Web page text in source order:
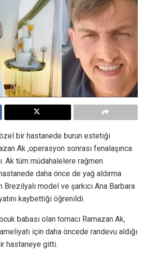
bir hastanede burun estetiği
Ak ,operasyon sonrası fenalaşınca
Ak tüm müdahalelere rağmen
daha önce de yağ aldırma
model ve şarkıcı Ana Barbara
kaybettiği öğrenildi.
babası olan tornacı Ramazan Ak,
için daha öncede randevu aldığı
hastaneye gitti.